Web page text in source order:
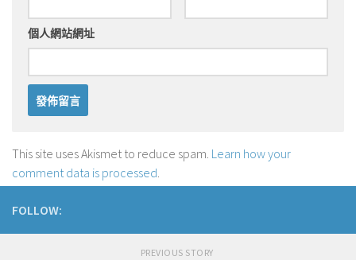
個人網站網址
This site uses Akismet to reduce spam. Learn how your
comment data is processed.
FOLLOW:
PREVIOUS STORY